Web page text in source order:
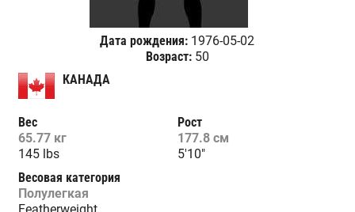
Дата рождения: 1976-05-02
Возраст:50
КАНАДА
Вес
65.77 кг
145 lbs
Рост
177.8 см
5'10"
Весовая категория
Полулегкая